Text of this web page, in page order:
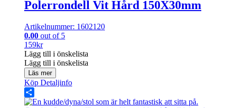
Polerrondell Vit Hård 150X30mm
Artikelnummer: 1602120
0.00 out of 5
159kr
Lägg till i önskelista
Lägg till i önskelista
Läs mer
Köp Detaljinfo
Share